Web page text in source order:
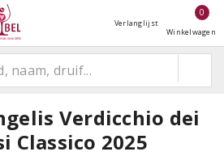
Verlanglijst
0
Winkelwagen
Verdicchio dei
Classico 2025